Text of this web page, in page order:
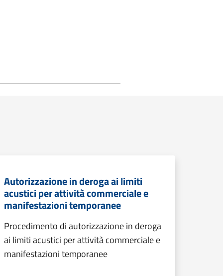
Autorizzazione in deroga ai limiti
acustici per attività commerciale e
manifestazioni temporanee
Procedimento di autorizzazione in deroga
ai limiti acustici per attività commerciale e
manifestazioni temporanee